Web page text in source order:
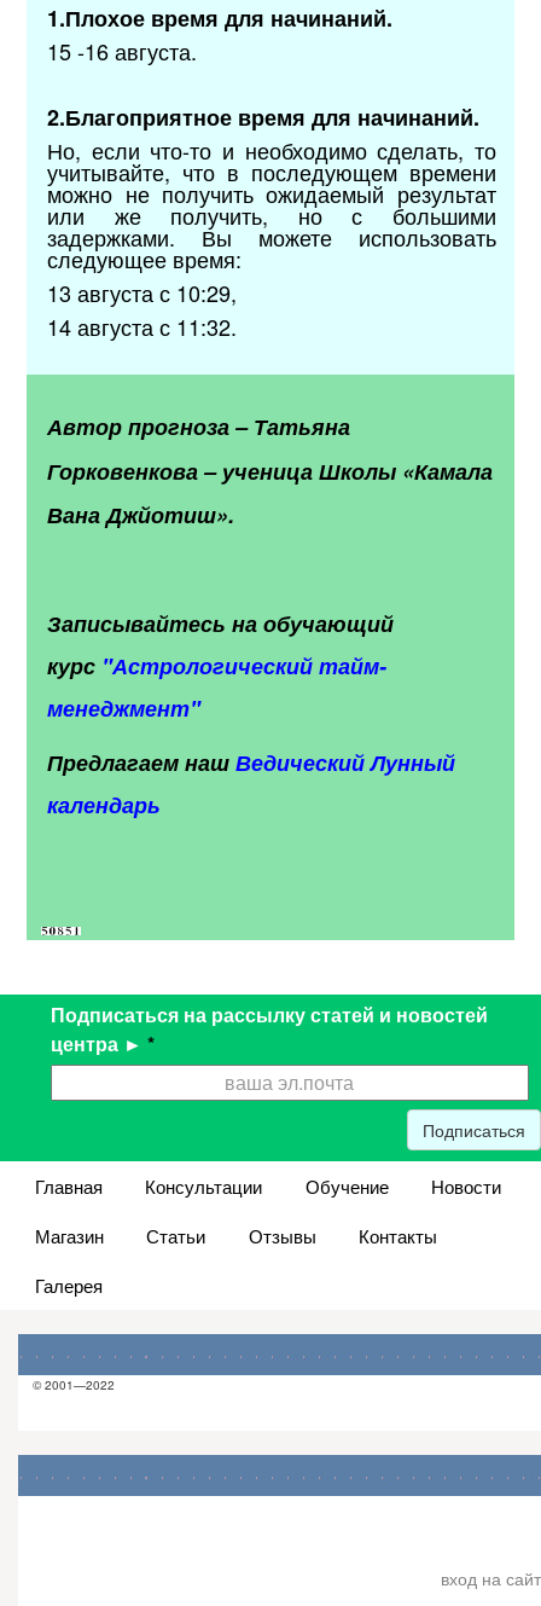
1.Плохое время для начинаний.
15 -16 августа.
2.Благоприятное время для начинаний.
Но, если что-то и необходимо сделать, то
учитывайте, что в последующем времени
можно не получить ожидаемый результат
или же получить, но с большими
задержками. Вы можете использовать
следующее время:
13 августа с 10:29,
14 августа с 11:32.
Автор прогноза–Татьяна
Горковенкова – ученица Школы «Камала
Вана Джйотиш».
Записывайтесь на обучающий
курс "Астрологический тайм-
менеджмент"
Предлагаем нашВедический Лунный
календарь
Подписаться на рассылку статей и новостей
центра ► *
Подписаться
Главная Консультации Обучение
Новости
Магазин
Статьи Отзывы
Контакты
Галерея
© 2001—2022
вход на сайт